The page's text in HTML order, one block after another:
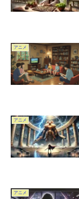
アニメ
アニメ
アニメ